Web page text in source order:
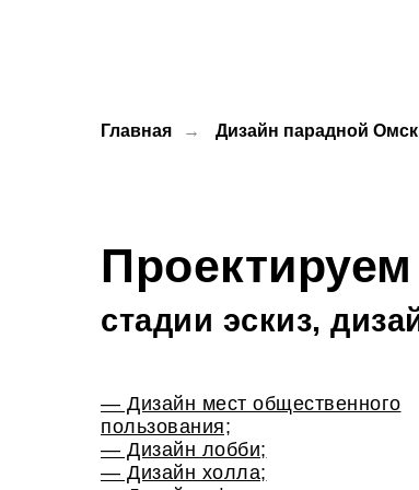
Главная → Дизайн парадной Омск
— Дизайн мест общественного
пользования;
— Дизайн лобби;
— Дизайн холла;
стадии эскиз,